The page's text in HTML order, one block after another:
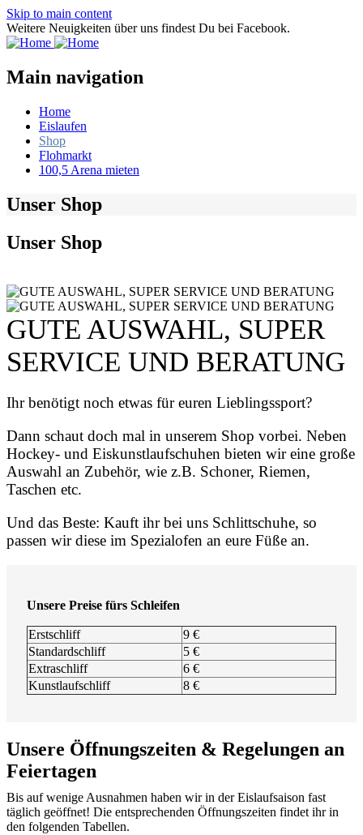
Skip to main content
Weitere Neuigkeiten über uns findest Du bei Facebook.
Main navigation
Home
Eislaufen
Shop
Flohmarkt
100,5 Arena mieten
Unser Shop
Unser Shop
GUTE AUSWAHL, SUPER
SERVICE UND BERATUNG
Ihr benötigt noch etwas für euren Lieblingssport?
Dann schaut doch mal in unserem Shop vorbei. Neben
Hockey- und Eiskunstlaufschuhen bieten wir eine große
Auswahl an Zubehör, wie z.B. Schoner, Riemen,
Taschen etc.
Und das Beste: Kauft ihr bei uns Schlittschuhe, so
passen wir diese im Spezialofen an eure Füße an.
Unsere Preise fürs Schleifen
Erstschliff
9 €
Standardschliff
5 €
Extraschliff
6 €
Kunstlaufschliff
8 €
Unsere Öffnungszeiten & Regelungen an
Feiertagen
Bis auf wenige Ausnahmen haben wir in der Eislaufsaison fast
täglich geöffnet! Die entsprechenden Öffnungszeiten findet ihr in
den folgenden Tabellen.